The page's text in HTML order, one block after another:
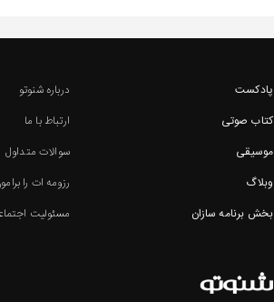
پادکست
کتاب صوتی
موسیقی
وبلاگ
بخش برنامه سازان
درباره شنوتو
ارتباط با ما
سوالات متداول
رزومه ات را
مسئولیت